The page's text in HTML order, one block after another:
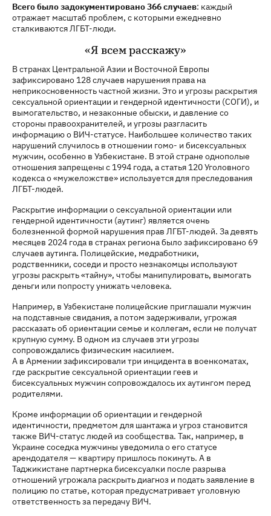
Всего было задокументировано 366 случаев: каждый
отражает масштаб проблем, с которыми ежедневно
сталкиваются ЛГБТ-люди.
«Я всем расскажу»
В странах Центральной Азии и Восточной Европы
зафиксировано 128 случаев нарушения права на
неприкосновенность частной жизни. Это и угрозы раскрытия
сексуальной ориентации и гендерной идентичности (СОГИ), и
вымогательство, и незаконные обыски, и давление со
стороны правоохранителей, и угрозы разгласить
информацию о ВИЧ-статусе. Наибольшее количество таких
нарушений случилось в отношении гомо- и бисексуальных
мужчин, особенно в Узбекистане. В этой стране однополые
отношения запрещены с 1994 года, а статья 120 Уголовного
кодекса о «мужеложстве» используется для преследования
ЛГБТ-людей.
Раскрытие информации о сексуальной ориентации или
гендерной идентичности (аутинг) является очень
болезненной формой нарушения прав ЛГБТ-людей. За девять
месяцев 2024 года в странах региона было зафиксировано 69
случаев аутинга. Полицейские, медработники,
родственники, соседи и просто незнакомцы используют
угрозы раскрыть «тайну», чтобы манипулировать, вымогать
деньги или попросту унижать человека.
Например, в Узбекистане полицейские приглашали мужчин
на подставные свидания, а потом задерживали, угрожая
рассказать об ориентации семье и коллегам, если не получат
крупную сумму. В одном из случаев эти угрозы
сопровождались физическим насилием.
А в Армении зафиксировали три инцидента в военкоматах,
где раскрытие сексуальной ориентации геев и
бисексуальных мужчин сопровождалось их аутингом перед
родителями.
Кроме информации об ориентации и гендерной
идентичности, предметом для шантажа и угроз становится
также ВИЧ-статус людей из сообщества. Так, например, в
Украине соседка мужчины уведомила о его статусе
арендодателя — квартиру пришлось покинуть. А в
Таджикистане партнерка бисексуалки после разрыва
отношений угрожала раскрыть диагноз и подать заявление в
полицию по статье, которая предусматривает уголовную
ответственность за передачу ВИЧ.